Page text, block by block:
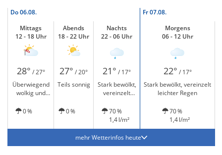
Do06.08. Fr07.08.
Mittags
12 - 18 Uhr
Abends
18 - 22 Uhr
Nachts
22 - 06 Uhr
Morgens
06 - 12 Uhr
28° / 27° 27° / 20° 21° / 17° 22° / 17°
Überwiegend
wolkig und
Teils sonnig
Stark bewölkt,
vereinzelt
Stark bewölkt, vereinzelt
leichter Regen
0 % 0 %
70 %
1,4 l/m²
70 %
1,4 l/m²
mehr Wetterinfos heute